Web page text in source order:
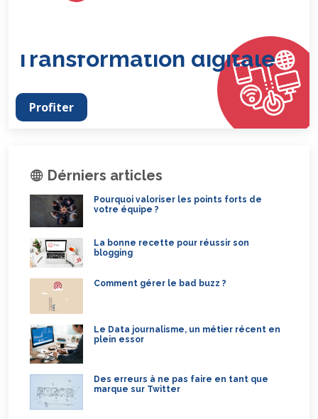
Transformation digitale
Profiter
Dérniers articles
Pourquoi valoriser les points forts de
votre équipe ?
La bonne recette pour réussir son
blogging
Comment gérer le bad buzz ?
Le Data journalisme, un métier récent en
plein essor
Des erreurs à ne pas faire en tant que
marque sur Twitter